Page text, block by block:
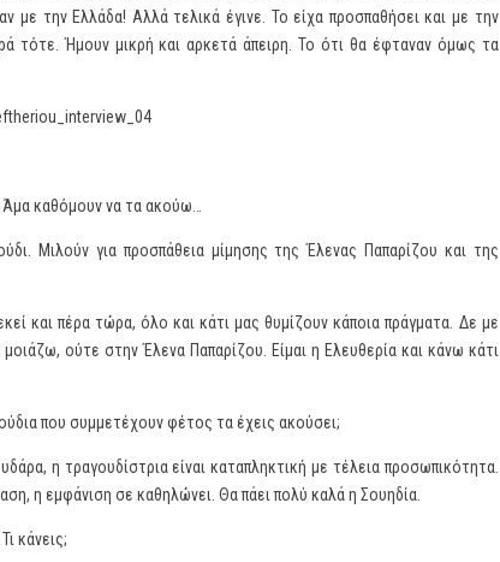
με την Ελλάδα! Αλλά τελικά έγινε. Το είχα προσπαθήσει και με την
τότε. Ήμουν μικρή και αρκετά άπειρη. Το ότι θα έφταναν όμως τα
καθόμουν να τα ακούω…
Μιλούν για προσπάθεια μίμησης της Έλενας Παπαρίζου και της
και πέρα τώρα, όλο και κάτι μας θυμίζουν κάποια πράγματα. Δε με
ούτε στην Έλενα Παπαρίζου. Είμαι η Ελευθερία και κάνω κάτι
που συμμετέχουν φέτος τα έχεις ακούσει;
η τραγουδίστρια είναι καταπληκτική με τέλεια προσωπικότητα.
η εμφάνιση σε καθηλώνει. Θα πάει πολύ καλά η Σουηδία.
κάνεις;